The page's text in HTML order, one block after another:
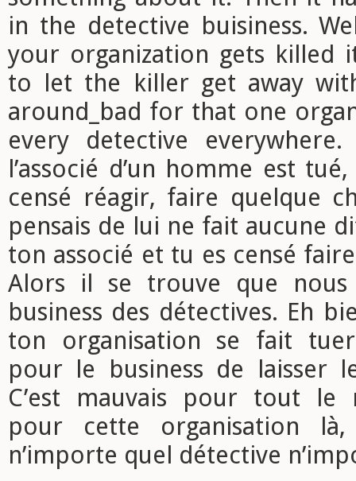
in the detective buisiness.
your organization gets killed
to let the killer get away
around_bad for that one
every detective everywhere.
l’associé d’un homme est
censé réagir, faire quelque
pensais de lui ne fait aucune
ton associé et tu es censé
Alors il se trouve que
business des détectives. Eh
ton organisation se fait
pour le business de laisser
C’est mauvais pour tout le
pour cette organisation
n’importe quel détective